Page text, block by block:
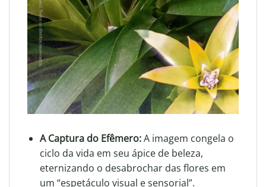
A Captura do Efêmero:A imagem congela o
ciclo da vida em seu ápice de beleza,
eternizando o desabrochar das flores em
um “espetáculo visual e sensorial”.